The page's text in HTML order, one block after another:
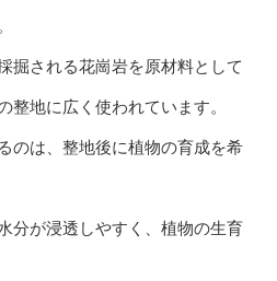
掘される花崗岩を原材料として
整地に広く使われています。
のは、整地後に植物の育成を希
分が浸透しやすく、植物の生育